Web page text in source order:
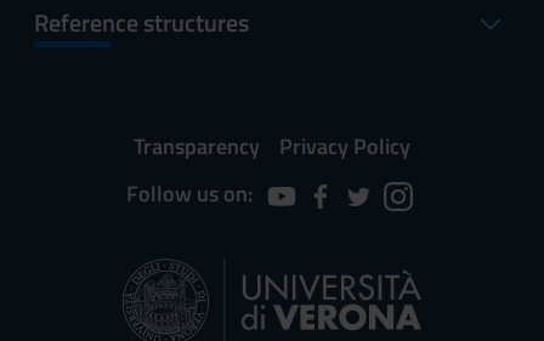
Reference structures
Transparency
Privacy Policy
Follow us on: